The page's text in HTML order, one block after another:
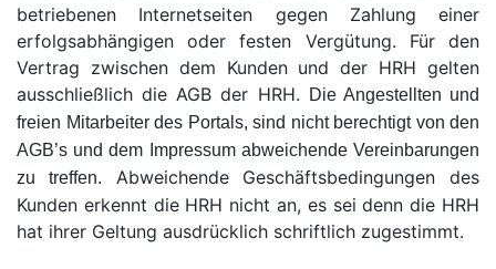
betriebenen Internetseiten gegen Zahlung einer
erfolgsabhängigen oder festen Vergütung. Für den
Vertrag zwischen dem Kunden und der HRH gelten
ausschließlich die AGB der HRH.
Die Angestellten und
freien Mitarbeiter des Portals, sind nicht berechtigt von den
AGB’s und dem Impressum abweichende Vereinbarungen
zu treffen.
Abweichende Geschäftsbedingungen des
Kunden erkennt die HRH nicht an, es sei denn die HRH
hat ihrer Geltung ausdrücklich schriftlich zugestimmt.